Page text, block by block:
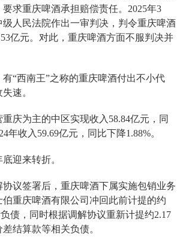
求重庆啤酒承担赔偿责任。2025年3
级人民法院作出一审判决，判令重庆啤酒
亿元。对此，重庆啤酒方面不服判决并
“西南王”之称的重庆啤酒付出不小代
速。
重庆为主的中区实现收入58.84亿元，同
年收入59.69亿元，同比下降1.88%。
迎来转折。
议签署后，重庆啤酒下属实施包销业务
重庆啤酒有限公司冲回此前计提的约
债，同时根据调解协议重新计提约2.17
结算款等相关负债。